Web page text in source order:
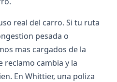
real del carro. Si tu ruta
pesada o
mas cargados de la
reclamo cambia y la
En Whittier, una poliza